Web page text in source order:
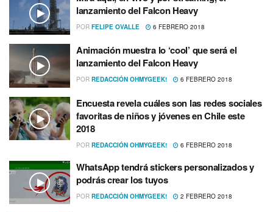
lanzamiento del Falcon Heavy
POR FELIPE OVALLE 6 FEBRERO 2018
Animación muestra lo ‘cool’ que será el
lanzamiento del Falcon Heavy
POR REDACCIÓN OHMYGEEK! 6 FEBRERO 2018
Encuesta revela cuáles son las redes sociales
favoritas de niños y jóvenes en Chile este
2018
POR REDACCIÓN OHMYGEEK! 6 FEBRERO 2018
WhatsApp tendrá stickers personalizados y
podrás crear los tuyos
POR REDACCIÓN OHMYGEEK! 2 FEBRERO 2018